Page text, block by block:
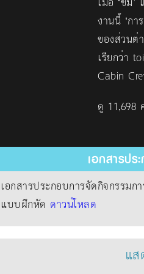
งานนี้ ‘ก
ของส่วนต่
เรียกว่า
Cabin
ดู 11,698
เอกสารปร
เอกสารประกอบการจัดกิจกรรมก
แบบฝึกหัด ดาวน์โหลด
แ